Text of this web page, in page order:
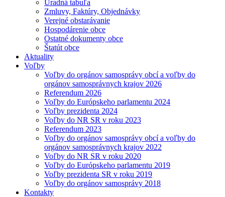
Úradná tabuľa
Zmluvy, Faktúry, Objednávky
Verejné obstarávanie
Hospodárenie obce
Ostatné dokumenty obce
Štatút obce
Aktuality
Voľby
Voľby do orgánov samosprávy obcí a voľby do
orgánov samosprávnych krajov 2026
Referendum 2026
Voľby do Európskeho parlamentu 2024
Voľby prezidenta 2024
Voľby do NR SR v roku 2023
Referendum 2023
Voľby do orgánov samosprávy obcí a voľby do
orgánov samosprávnych krajov 2022
Voľby do NR SR v roku 2020
Voľby do Európskeho parlamentu 2019
Voľby prezidenta SR v roku 2019
Voľby do orgánov samosprávy 2018
Kontakty